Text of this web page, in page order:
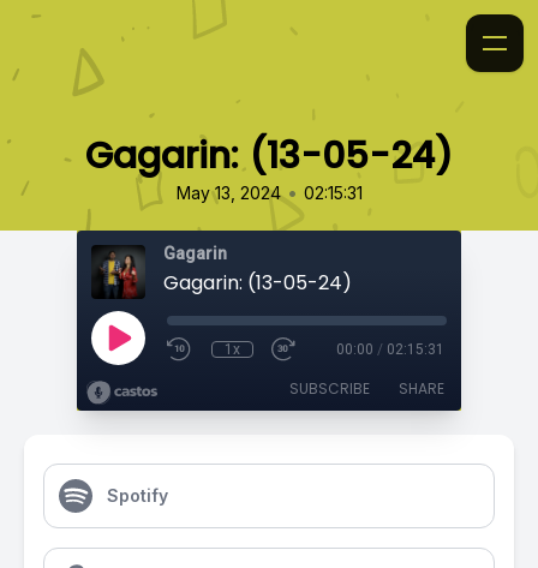
Gagarin: (13-05-24)
May 13, 2024 • 02:15:31
Gagarin
Gagarin: (13-05-24)
1x 00:00 / 02:15:31
SUBSCRIBE SHARE
Spotify